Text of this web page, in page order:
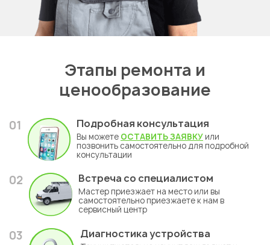
Этапы ремонта и
ценообразование
01 Подробная консультация
Вы можете ОСТАВИТЬ ЗАЯВКУ или
позвонить самостоятельно для подробной
консультации
02 Встреча со специалистом
Мастер приезжает на место или вы
самостоятельно приезжаете к нам в
сервисный центр
03 Диагностика устройства